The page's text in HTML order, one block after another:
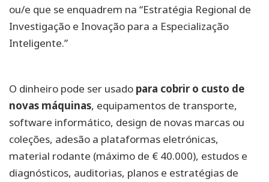
ou/e que se enquadrem na “Estratégia Regional de
Investigação e Inovação para a Especialização
Inteligente.”
O dinheiro pode ser usado para cobrir o custo de
novas máquinas, equipamentos de transporte,
software informático, design de novas marcas ou
coleções, adesão a plataformas eletrónicas,
material rodante (máximo de € 40.000), estudos e
diagnósticos, auditorias, planos e estratégias de